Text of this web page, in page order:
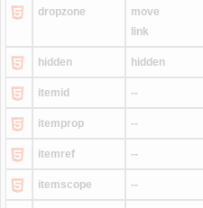
dropzone
move
link
hidden hidden
itemid --
itemprop --
itemref --
itemscope --